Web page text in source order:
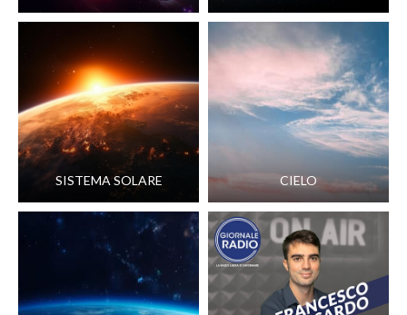
SISTEMA SOLARE CIELO